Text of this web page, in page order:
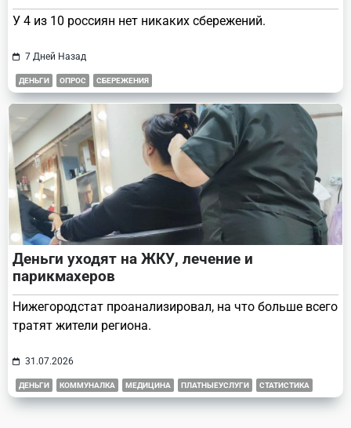
У 4 из 10 россиян нет никаких сбережений.
7 Дней Назад
ДЕНЬГИ ОПРОС СБЕРЕЖЕНИЯ
Деньги уходят на ЖКУ, лечение и
парикмахеров
Нижегородстат проанализировал, на что больше всего
тратят жители региона.
31.07.2026
ДЕНЬГИ КОММУНАЛКА МЕДИЦИНА ПЛАТНЫЕУСЛУГИ СТАТИСТИКА